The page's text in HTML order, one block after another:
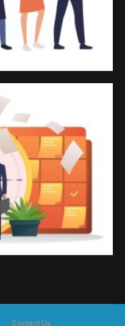
Contact Us